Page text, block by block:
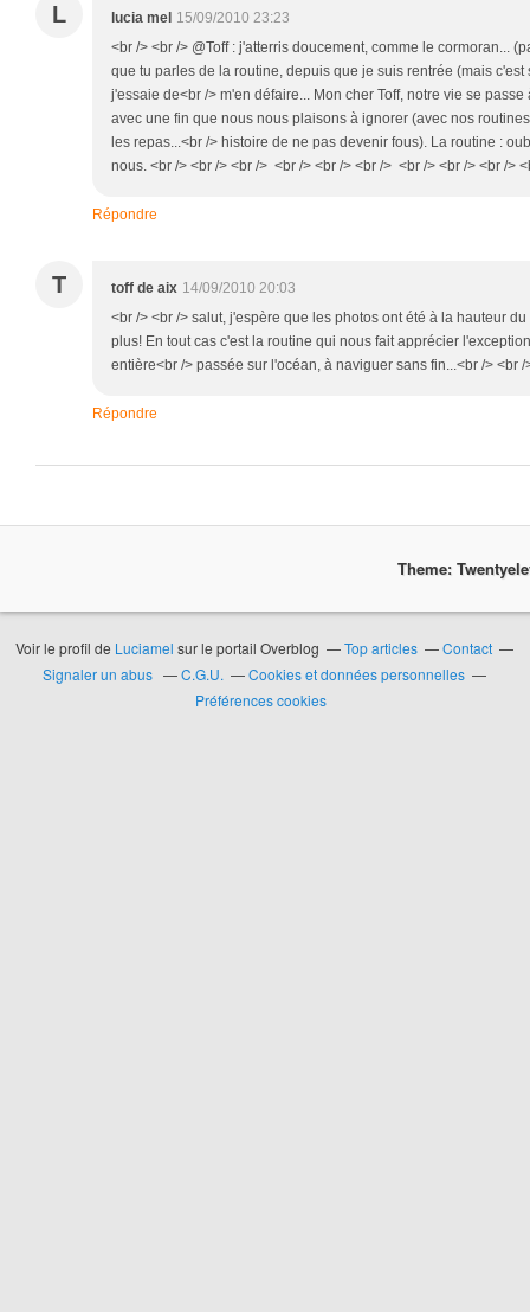
L lucia mel 15/09/2010 23:23
<br /> <br /> @Toff : j'atterris doucement, comme le cormoran...
que tu parles de la routine, depuis que je suis rentrée (mais
j'essaie de<br /> m'en défaire... Mon cher Toff, notre vie se
avec une fin que nous nous plaisons à ignorer (avec nos
les repas...<br /> histoire de ne pas devenir fous). La routine :
nous. <br /> <br /> <br /> <br /> <br /> <br /> <br /> <br /> <br />
Répondre
T toff de aix 14/09/2010 20:03
<br /> <br /> salut, j'espère que les photos ont été à la hauteur
plus! En tout cas c'est la routine qui nous fait apprécier
entière<br /> passée sur l'océan, à naviguer sans fin...<br /> <br /
Répondre
Theme:
Voir le profil de Luciamel sur le portail Overblog Top articles
Contact
Signaler un abus
C.G.U.
Cookies et données personnelles
Préférences cookies